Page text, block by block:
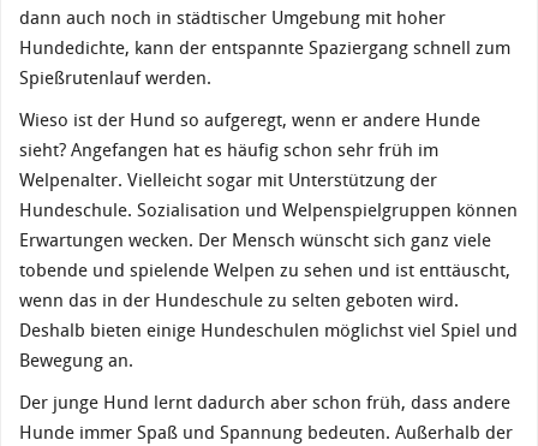
dann auch noch in städtischer Umgebung mit hoher
Hundedichte, kann der entspannte Spaziergang schnell zum
Spießrutenlauf werden.
Wieso ist der Hund so aufgeregt, wenn er andere Hunde
sieht? Angefangen hat es häufig schon sehr früh im
Welpenalter. Vielleicht sogar mit Unterstützung der
Hundeschule. Sozialisation und Welpenspielgruppen können
Erwartungen wecken. Der Mensch wünscht sich ganz viele
tobende und spielende Welpen zu sehen und ist enttäuscht,
wenn das in der Hundeschule zu selten geboten wird.
Deshalb bieten einige Hundeschulen möglichst viel Spiel und
Bewegung an.
Der junge Hund lernt dadurch aber schon früh, dass andere
Hunde immer Spaß und Spannung bedeuten. Außerhalb der